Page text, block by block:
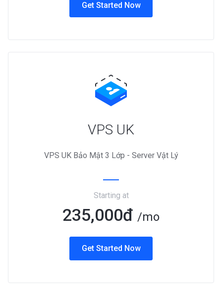
Get Started Now
VPS UK
VPS UK Bảo Mật 3 Lớp - Server Vật Lý
Starting at
235,000đ /mo
Get Started Now